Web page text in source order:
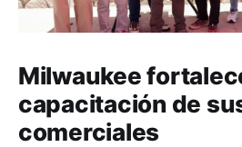
Milwaukee
capacitación de
comerciales